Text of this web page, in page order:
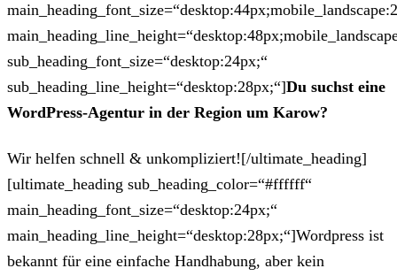
sub_heading_font_size=“desktop:24px;“
sub_heading_line_height=“desktop:28px;“]Du suchst eine
WordPress-Agentur in der Region um Karow?
Wir helfen schnell & unkompliziert![/ultimate_heading]
[ultimate_heading sub_heading_color=“#ffffff“
main_heading_font_size=“desktop:24px;“
main_heading_line_height=“desktop:28px;“]Wordpress ist
bekannt für eine einfache Handhabung, aber kein